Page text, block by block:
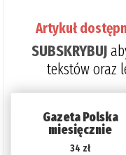
Artykuł
SUBSKRYBUJ
tekstów oraz
Gazeta Polska
miesięcznie
34 zł